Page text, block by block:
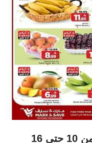
عروض مارك اند سيف الخبر من 10 حتى 16